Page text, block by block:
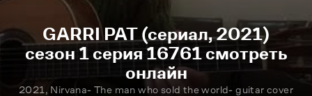
GARRI PAT (сериал, 2021)
сезон 1 серия 16761 смотреть
онлайн
2021, Nirvana- The man who sold the world- guitar cover